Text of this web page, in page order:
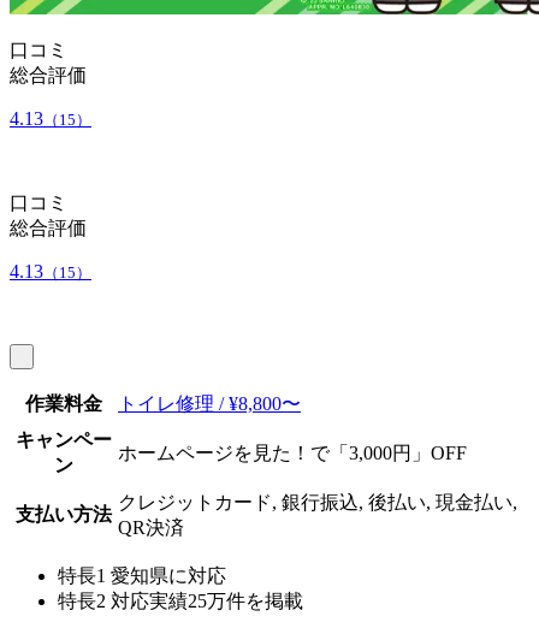
口コミ
総合評価
4.13 （15）
口コミ
総合評価
4.13 （15）
作業料金
トイレ修理 / ¥8,800〜
キャンペー
ン
ホームページを見た！で「3,000円」OFF
支払い方法
クレジットカード, 銀行振込, 後払い, 現金払い,
QR決済
特長1 愛知県に対応
特長2 対応実績25万件を掲載